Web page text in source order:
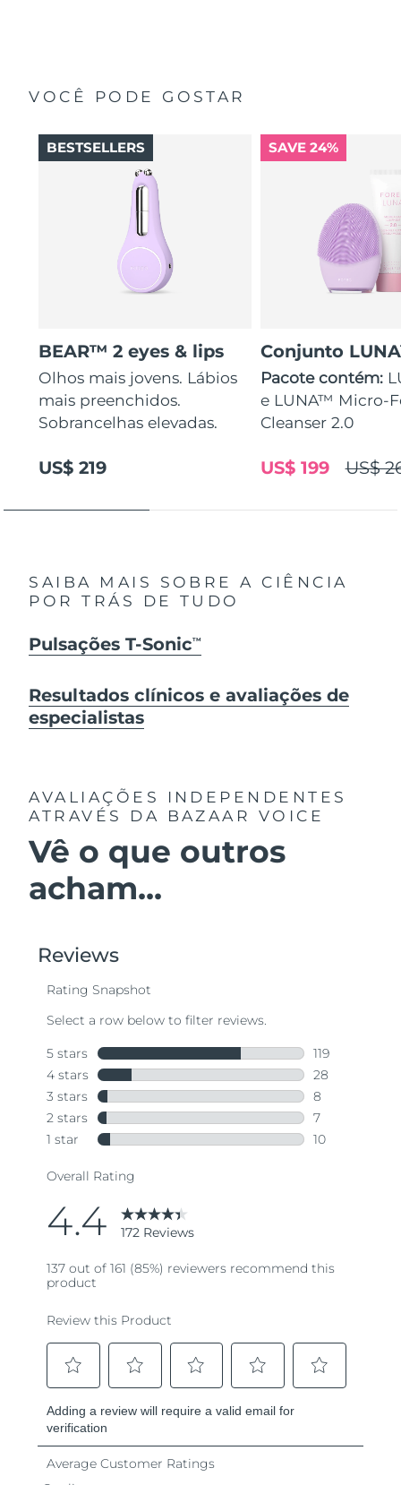
VOCÊ PODE GOSTAR
BEAR™ 2 eyes & lips
Olhos mais jovens. Lábios
mais preenchidos.
Sobrancelhas elevadas.
US$ 219
BESTSELLERS SAVE 24%
Conjunto
Pacote contém:
e LUNA™ Micro-
Cleanser 2.0
US$
US$ 199
SAIBA MAIS SOBRE A CIÊNCIA
POR TRÁS DE TUDO
Pulsações T-SonicTM
Resultados clínicos e avaliações de
especialistas
AVALIAÇÕES INDEPENDENTES
ATRAVÉS DA BAZAAR VOICE
Vê o que outros
acham...